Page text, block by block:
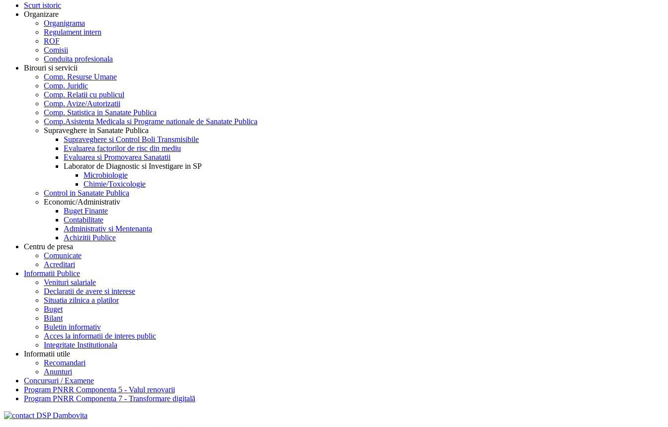
Scurt istoric
Organizare
Organigrama
Regulament intern
ROF
Comisii
Conduita profesionala
Birouri si servicii
Comp. Resurse Umane
Comp. Juridic
Comp. Relatii cu publicul
Comp. Avize/Autorizatii
Comp. Statistica in Sanatate Publica
Comp.Asistenta Medicala si Programe nationale de Sanatate Publica
Supraveghere in Sanatate Publica
Supraveghere si Control Boli Transmisibile
Evaluarea factorilor de risc din mediu
Evaluarea si Promovarea Sanatatii
Laborator de Diagnostic si Investigare in SP
Microbiologie
Chimie/Toxicologie
Control in Sanatate Publica
Economic/Administrativ
Buget Finante
Contabilitate
Administrativ si Mentenanta
Achizitii Publice
Centru de presa
Comunicate
Acreditari
Informatii Publice
Venituri salariale
Declaratii de avere si interese
Situatia zilnica a platilor
Buget
Bilant
Buletin informativ
Acces la informatii de interes public
Integritate Institutionala
Informatii utile
Recomandari
Anunturi
Concursuri / Examene
Program PNRR Componenta 5 - Valul renovarii
Program PNRR Componenta 7 - Transformare digitală